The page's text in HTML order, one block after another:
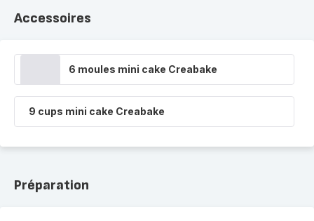
Accessoires
6 moules mini cake Creabake
9 cups mini cake Creabake
Préparation